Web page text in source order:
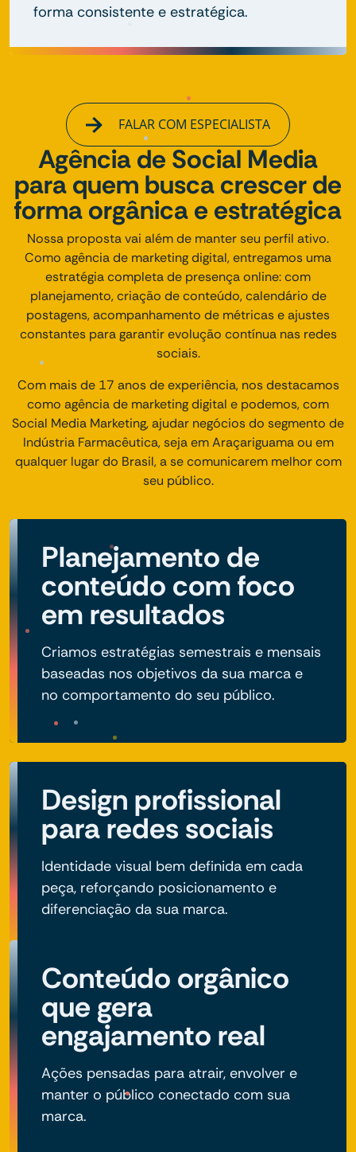
forma consistente e estratégica.
FALAR COM ESPECIALISTA
Agência de Social Media
para quem busca crescer de
forma orgânica e estratégica
Nossa proposta vai além de manter seu perfil ativo.
Como agência de marketing digital, entregamos uma
estratégia completa de presença online: com
planejamento, criação de conteúdo, calendário de
postagens, acompanhamento de métricas e ajustes
constantes para garantir evolução contínua nas redes
sociais.
Com mais de 17 anos de experiência, nos destacamos
como agência de marketing digital e podemos, com
Social Media Marketing, ajudar negócios do segmento de
Indústria Farmacêutica, seja em Araçariguama ou em
qualquer lugar do Brasil, a se comunicarem melhor com
seu público.
Planejamento de
conteúdo com foco
em resultados
Criamos estratégias semestrais e mensais
baseadas nos objetivos da sua marca e
no comportamento do seu público.
Design profissional
para redes sociais
Identidade visual bem definida em cada
peça, reforçando posicionamento e
diferenciação da sua marca.
Conteúdo orgânico
que gera
engajamento real
Ações pensadas para atrair, envolver e
manter o público conectado com sua
marca.